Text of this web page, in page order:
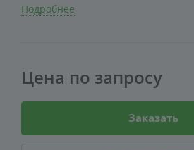
Подробнее
Цена по запросу
Заказать